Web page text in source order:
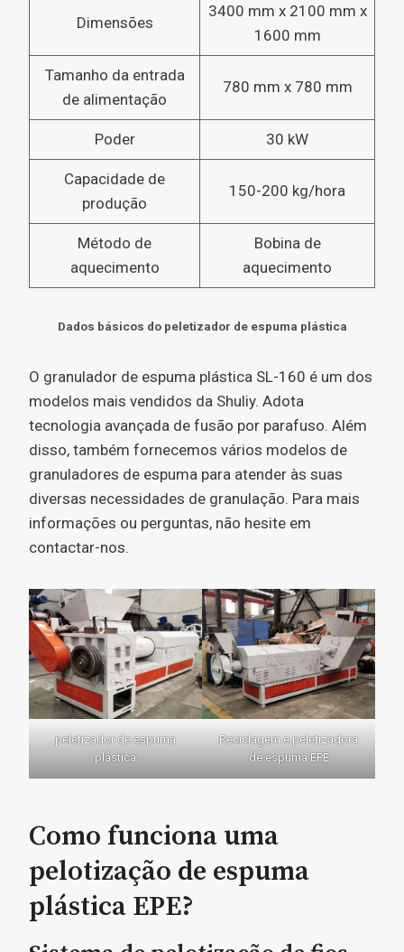
Dimensões
3400 mm x 2100 mm x
1600 mm
Tamanho da entrada
de alimentação
780 mm x 780 mm
Poder 30 kW
Capacidade de
produção
150-200 kg/hora
Método de
aquecimento
Bobina de
aquecimento
Dados básicos do peletizador de espuma plástica
O granulador de espuma plástica SL-160 é um dos
modelos mais vendidos da Shuliy. Adota
tecnologia avançada de fusão por parafuso. Além
disso, também fornecemos vários modelos de
granuladores de espuma para atender às suas
diversas necessidades de granulação. Para mais
informações ou perguntas, não hesite em
contactar-nos.
peletizador de espuma
plástica
Reciclagem e peletizadora
de espuma EPE
Como funciona uma
pelotização de espuma
plástica EPE?